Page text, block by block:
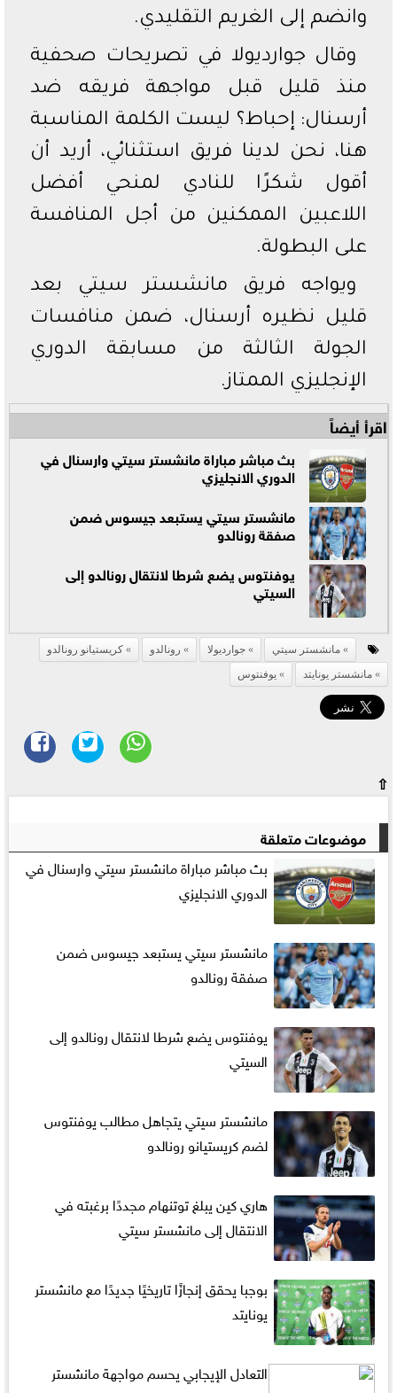
وانضم إلى الغريم التقليدي.
وقال جوارديولا في تصريحات صحفية
منذ قليل قبل مواجهة فريقه ضد
أرسنال: إحباط؟ ليست الكلمة المناسبة
هنا، نحن لدينا فريق استثنائي، أريد أن
أقول شكرًا للنادي لمنحي أفضل
اللاعبين الممكنين من أجل المنافسة
على البطولة.
ويواجه فريق مانشستر سيتي بعد
قليل نظيره أرسنال، ضمن منافسات
الجولة الثالثة من مسابقة الدوري
الإنجليزي الممتاز.
اقرأ أيضاً
بث مباشر مباراة مانشستر سيتي وارسنال في
الدوري الانجليزي
مانشستر سيتي يستبعد جيسوس ضمن
صفقة رونالدو
يوفنتوس يضع شرطا لانتقال رونالدو إلى
السيتي
مانشستر سيتي جوارديولا رونالدو
كريستيانو رونالدو
مانشستر يونايتد
يوفنتوس
⇧
موضوعات متعلقة
بث مباشر مباراة مانشستر سيتي وارسنال في
الدوري الانجليزي
مانشستر سيتي يستبعد جيسوس ضمن
صفقة رونالدو
يوفنتوس يضع شرطا لانتقال رونالدو إلى
السيتي
مانشستر سيتي يتجاهل مطالب يوفنتوس
لضم كريستيانو رونالدو
هاري كين يبلغ توتنهام مجددًا برغبته في
الانتقال إلى مانشستر سيتي
بوجبا يحقق إنجازًا تاريخيًا جديدًا مع مانشستر
يونايتد
التعادل الإيجابي يحسم مواجهة مانشستر